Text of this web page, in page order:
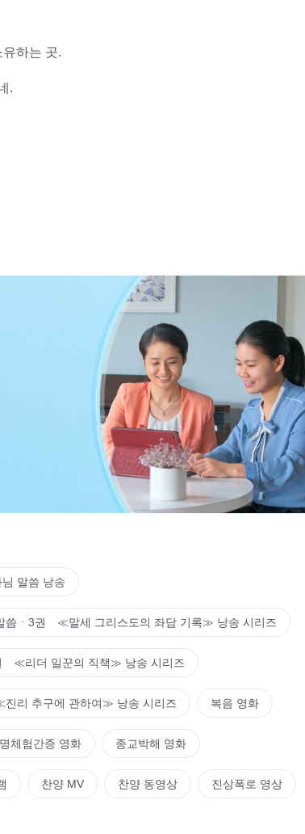
하는 곳.
.
모하네.
착지이네.
곳이네.
말씀 낭송
씀ㆍ3권 ≪말세 그리스도의 좌담 기록≫ 낭송 시리즈
≪리더 일꾼의 직책≫ 낭송 시리즈
리 추구에 관하여≫ 낭송 시리즈 복음 영화
체험간증 영화 종교박해 영화
찬양 MV 찬양 동영상 진상폭로 영상